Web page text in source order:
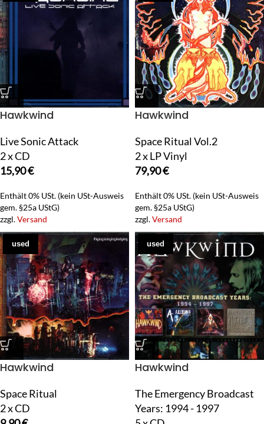
Hawkwind
Live Sonic Attack
2 x CD
15,90€
Enthält 0% USt. (kein USt-Ausweis
gem. §25a UStG)
zzgl.Versand
Hawkwind
Space Ritual Vol.2
2 x LP Vinyl
79,90€
Enthält 0% USt. (kein USt-Ausweis
gem. §25a UStG)
zzgl.Versand
used
Hawkwind
Space Ritual
2 x CD
used
Hawkwind
The Emergency Broadcast
Years: 1994 - 1997